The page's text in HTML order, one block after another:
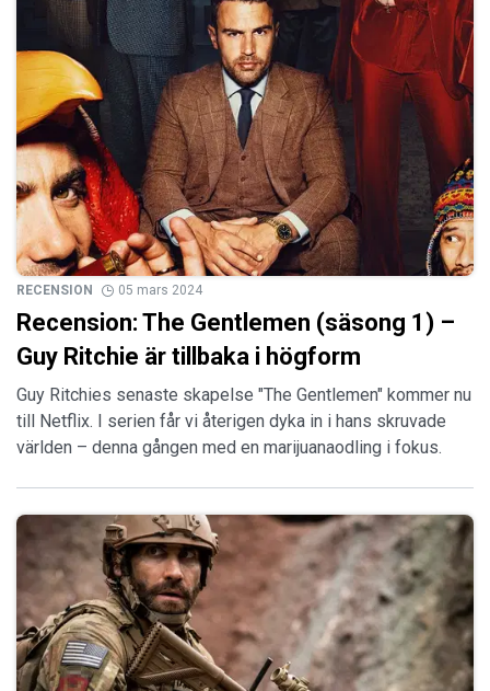
RECENSION 05 mars 2024
Recension: The Gentlemen (säsong 1) –
Guy Ritchie är tillbaka i högform
Guy Ritchies senaste skapelse "The Gentlemen" kommer nu
till Netflix. I serien får vi återigen dyka in i hans skruvade
världen – denna gången med en marijuanaodling i fokus.